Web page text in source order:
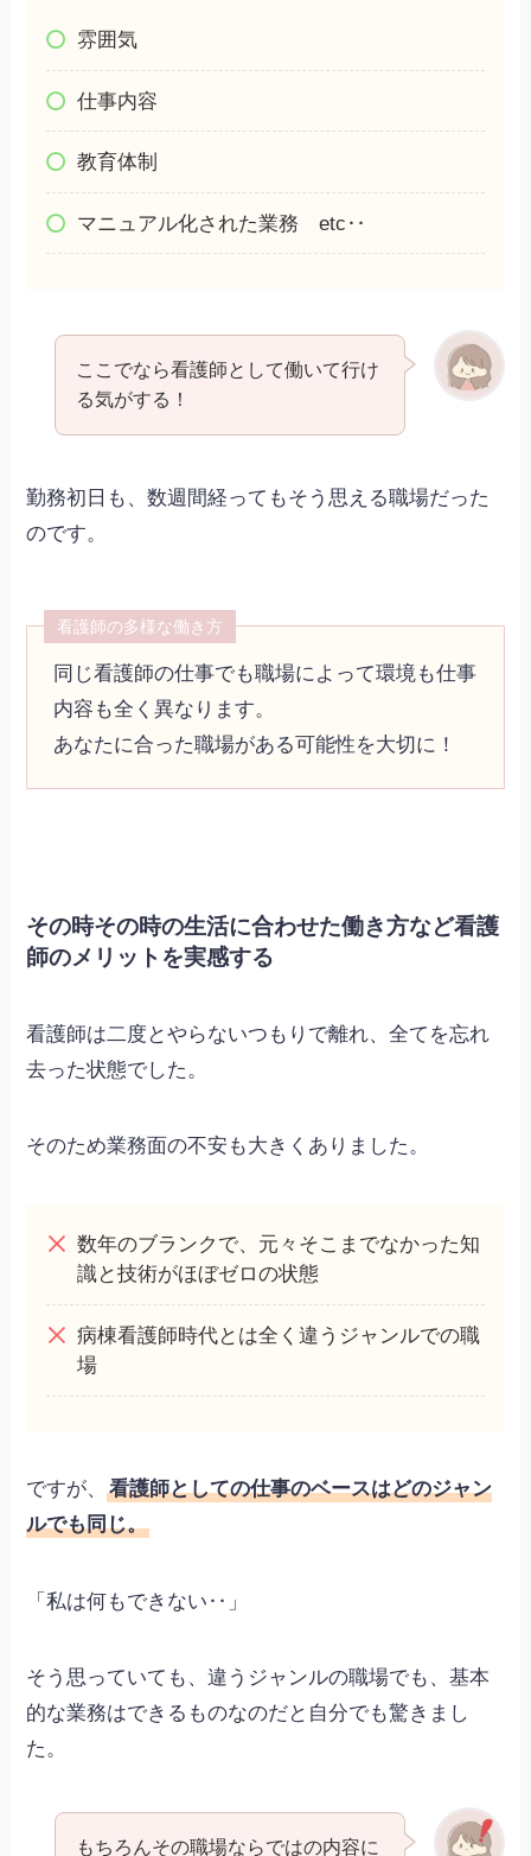
雰囲気
仕事内容
教育体制
マニュアル化された業務 etc‥
ここでなら看護師として働いて行け
る気がする！
勤務初日も、数週間経ってもそう思える職場だった
のです。
看護師の多様な働き方
同じ看護師の仕事でも職場によって環境も仕事
内容も全く異なります。
あなたに合った職場がある可能性を大切に！
その時その時の生活に合わせた働き方など看護
師のメリットを実感する
看護師は二度とやらないつもりで離れ、全てを忘れ
去った状態でした。
そのため業務面の不安も大きくありました。
数年のブランクで、元々そこまでなかった知
識と技術がほぼゼロの状態
病棟看護師時代とは全く違うジャンルでの職
場
ですが、看護師としての仕事のベースはどのジャン
ルでも同じ。
「私は何もできない‥」
そう思っていても、違うジャンルの職場でも、基本
的な業務はできるものなのだと自分でも驚きまし
た。
もちろんその職場ならではの内容に